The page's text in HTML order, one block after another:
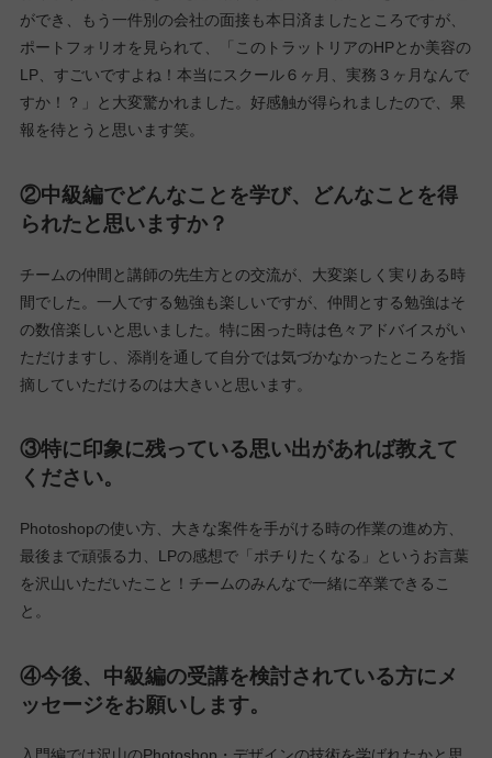
①中級編を終えた今、率直にどんな気持ちです
か？
４５日間、ありがとうございました！ 大変清々しく嬉しい思いで
いっぱいです。 もともと受講した目的が、webデザイナーとして
仕事につくことでしたので、それが叶えられて大変満足いたして
おります。 入門編を終えた時点で委託業務でお仕事を始めること
ポートフォリオを見られて、「このトラットリアのHPとか美容の
LP、すごいですよね！本当にスクール６ヶ月、実務３ヶ月なんで
報を待とうと思います笑。
②中級編でどんなことを学び、どんなことを得
チームの仲間と講師の先生方との交流が、大変楽しく実りある時
間でした。一人でする勉強も楽しいですが、仲間とする勉強はそ